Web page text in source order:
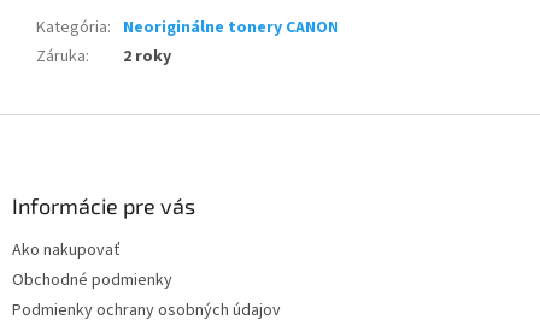
Kategória: Neoriginálne tonery CANON
Záruka: 2 roky
Informácie pre vás
Ako nakupovať
Obchodné podmienky
Podmienky ochrany osobných údajov